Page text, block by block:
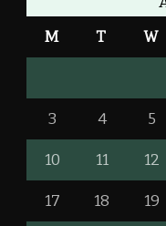
M T W
3 4 5
10 11 12
17 18 19